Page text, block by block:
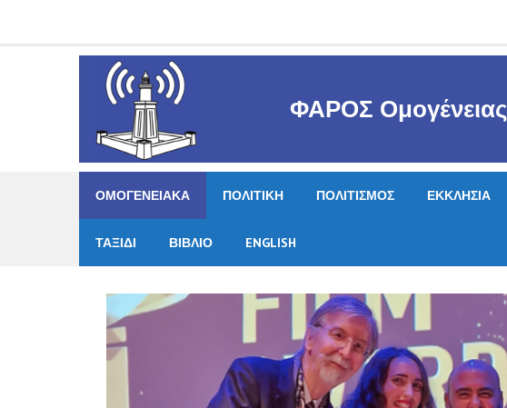
ΦΑΡΟΣ Ομογένειας
ΟΜΟΓΕΝΕΙΑΚΑ ΠΟΛΙΤΙΚΗ ΠΟΛΙΤΙΣΜΟΣ ΕΚΚΛΗΣΙΑ
ΤΑΞΙΔΙ ΒΙΒΛΙΟ ENGLISH